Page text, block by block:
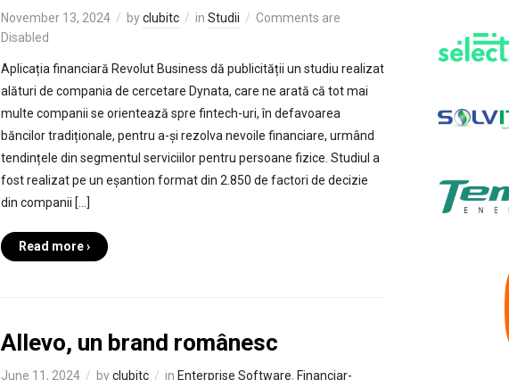
November 13, 2024 byclubitc in Studii
Comments are
Disabled
Aplicația financiară Revolut Business dă publicității un studiu realizat
alături de compania de cercetare Dynata, care ne arată că tot mai
multe companii se orientează spre fintech-uri, în defavoarea
băncilor tradiționale, pentru a-și rezolva nevoile financiare, urmând
tendințele din segmentul serviciilor pentru persoane fizice. Studiul a
fost realizat pe un eșantion format din 2.850 de factori de decizie
din companii […]
Read more ›
Allevo, un brand românesc
June 11, 2024 byclubitc in Enterprise Software, Financiar-